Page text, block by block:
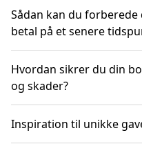
Sådan kan du
betal på et senere
Hvordan sikrer du din
og skader?
Inspiration til unikke